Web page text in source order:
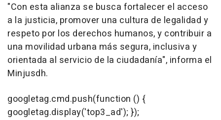
"Con esta alianza se busca fortalecer el acceso
a la justicia, promover una cultura de legalidad y
respeto por los derechos humanos, y contribuir a
una movilidad urbana más segura, inclusiva y
orientada al servicio de la ciudadanía", informa el
Minjusdh.
googletag.cmd.push(function () {
googletag.display('top3_ad'); });